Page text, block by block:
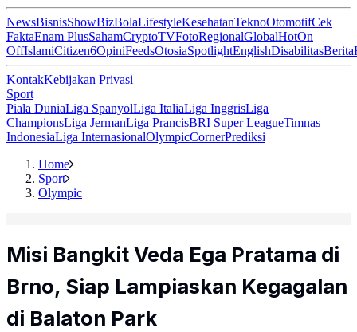
NewsBisnisShowBizBolaLifestyleKesehatanTeknoOtomotifCek
FaktaEnam PlusSahamCryptoTVFotoRegionalGlobalHotOn
OffIslamiCitizen6OpiniFeedsOtosiaSpotlightEnglishDisabilitasBerita
KontakKebijakan Privasi
Sport
Piala DuniaLiga SpanyolLiga ItaliaLiga InggrisLiga
ChampionsLiga JermanLiga PrancisBRI Super LeagueTimnas
IndonesiaLiga InternasionalOlympicCornerPrediksi
Home
Sport
Olympic
Misi Bangkit Veda Ega Pratama di
Brno, Siap Lampiaskan Kegagalan
di Balaton Park